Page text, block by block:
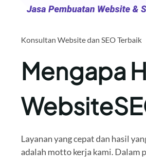
Konsultan Website dan SEO Terbaik
Mengapa
Layanan yang cepat dan hasil
adalah motto kerja kami. Dalam